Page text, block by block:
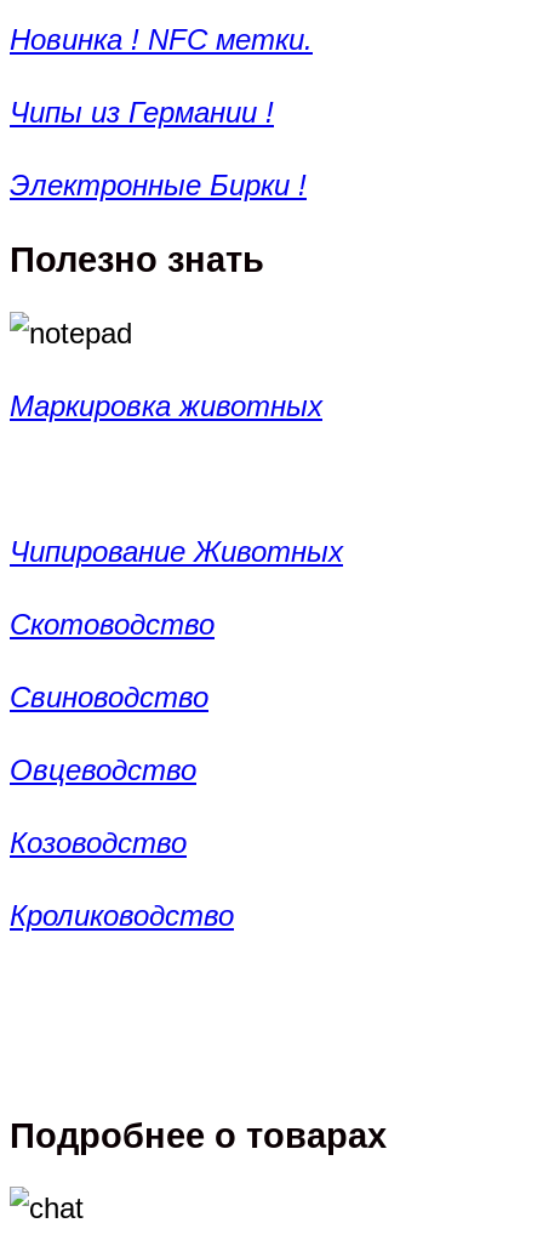
Новинка ! NFC метки.
Чипы из Германии !
Электронные Бирки !
Полезно знать
Маркировка животных
Чипирование Животных
Скотоводство
Свиноводство
Овцеводство
Козоводство
Кролиководство
Подробнее о товарах